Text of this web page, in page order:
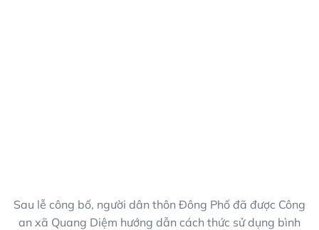
Sau lễ công bố, người dân thôn Đông Phố đã được Công
an xã Quang Diệm hướng dẫn cách thức sử dụng bình